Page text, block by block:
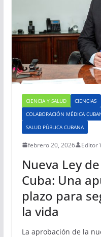
CIENCIA Y SALUD CIENCIAS
COLABORACIÓN MÉDICA
SALUD PÚBLICA CUBANA
febrero 20, 2026 Editor
Nueva Ley
Cuba: Una
plazo para
la vida
La aprobación de la